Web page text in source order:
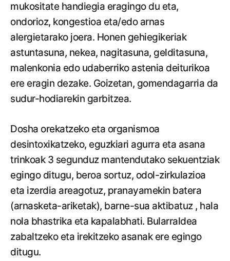
mukositate handiegia eragingo du eta,
ondorioz, kongestioa eta/edo arnas
alergietarako joera. Honen gehiegikeriak
astuntasuna, nekea, nagitasuna, gelditasuna,
malenkonia edo udaberriko astenia deiturikoa
ere eragin dezake. Goizetan, gomendagarria da
sudur-hodiarekin garbitzea.
Dosha orekatzeko eta organismoa
desintoxikatzeko, eguzkiari agurra eta asana
trinkoak 3 segunduz mantendutako sekuentziak
egingo ditugu, beroa sortuz, odol-zirkulazioa
eta izerdia areagotuz, pranayamekin batera
(arnasketa-ariketak), barne-sua aktibatuz , hala
nola bhastrika eta kapalabhati. Bularraldea
zabaltzeko eta irekitzeko asanak ere egingo
ditugu.